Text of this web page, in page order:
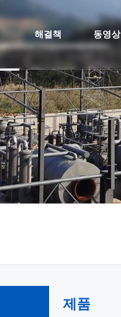
해결책 동영상
제품